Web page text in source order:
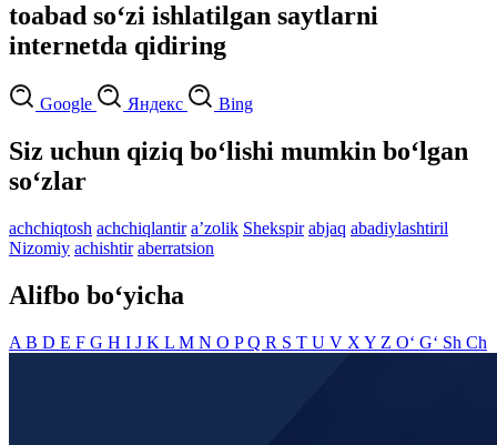
toabad so‘zi ishlatilgan saytlarni
internetda qidiring
Google Яндекс Bing
Siz uchun qiziq bo‘lishi mumkin bo‘lgan
so‘zlar
achchiqtosh achchiqlantir aʼzolik Shekspir abjaq abadiylashtiril
Nizomiy achishtir aberratsion
Alifbo bo‘yicha
A B D E F G H I J K L M N O PQ R S T U V X Y Z O‘ G‘ Sh Ch